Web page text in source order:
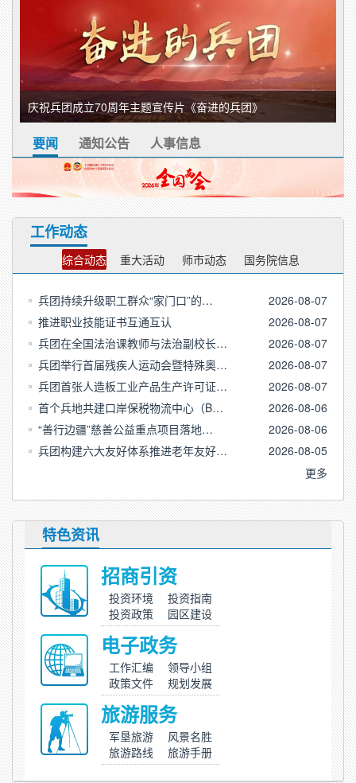
庆祝兵团成立70周年主题宣传片《奋进的兵团》
要闻 通知公告 人事信息
工作动态
综合动态 重大活动 师市动态 国务院信息
2026-08-07
兵团持续升级职工群众“家门口”的…
2026-08-07
推进职业技能证书互通互认
2026-08-07
兵团在全国法治课教师与法治副校长…
2026-08-07
兵团举行首届残疾人运动会暨特殊奥…
2026-08-07
兵团首张人造板工业产品生产许可证…
2026-08-06
首个兵地共建口岸保税物流中心（B…
2026-08-06
“善行边疆”慈善公益重点项目落地…
2026-08-05
兵团构建六大友好体系推进老年友好…
更多
特色资讯
招商引资
投资环境
投资指南
投资政策
园区建设
电子政务
工作汇编
领导小组
政策文件
规划发展
旅游服务
军垦旅游
风景名胜
旅游路线
旅游手册